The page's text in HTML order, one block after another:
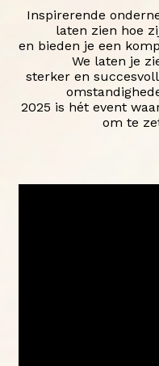
Inspirerende
laten zien hoe
en bieden je een
We laten je
sterker en
2025 is hét event
om te